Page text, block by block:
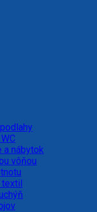
a nábytok
vôňou
textil